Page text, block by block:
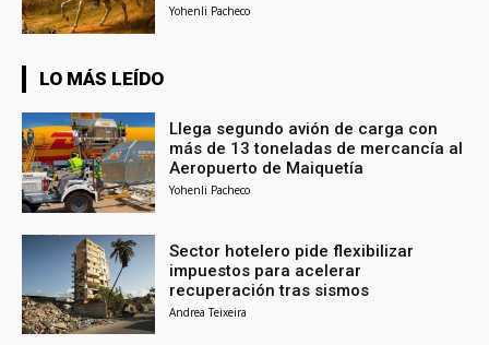
Yohenli Pacheco
LO MÁS LEÍDO
Llega segundo avión de carga con
más de 13 toneladas de mercancía al
Aeropuerto de Maiquetía
Yohenli Pacheco
Sector hotelero pide flexibilizar
impuestos para acelerar
recuperación tras sismos
Andrea Teixeira